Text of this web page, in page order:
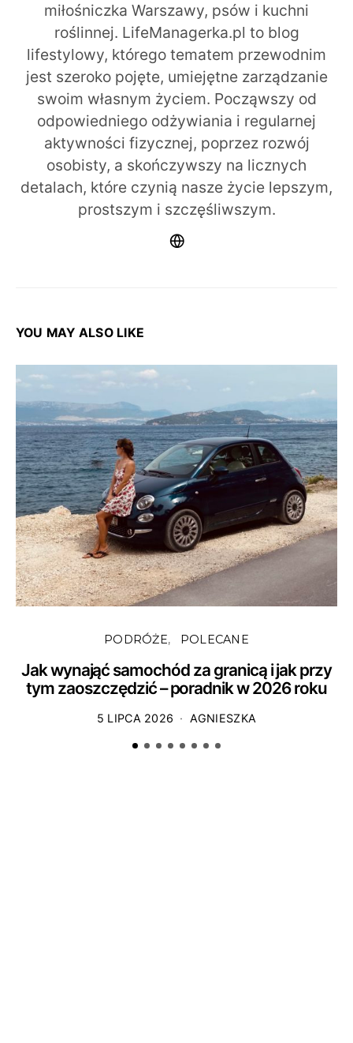
miłośniczka Warszawy, psów i kuchni
roślinnej. LifeManagerka.pl to blog
lifestylowy, którego tematem przewodnim
jest szeroko pojęte, umiejętne zarządzanie
swoim własnym życiem. Począwszy od
odpowiedniego odżywiania i regularnej
aktywności fizycznej, poprzez rozwój
osobisty, a skończywszy na licznych
detalach, które czynią nasze życie lepszym,
prostszym i szczęśliwszym.
YOU MAY ALSO LIKE
PODRÓŻE POLECANE
Jak wynająć samochód za granicą i jak przy
tym zaoszczędzić – poradnik w 2026 roku
5 LIPCA 2026 AGNIESZKA